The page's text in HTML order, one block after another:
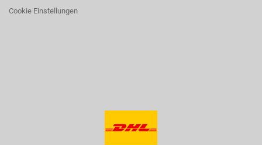
Cookie Einstellungen